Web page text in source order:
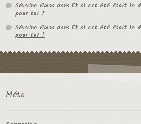
Séverine Vialon dansEt si cet été était le
pour toi ?
Séverine Vialon dansEt si cet été était le
pour toi ?
Méta